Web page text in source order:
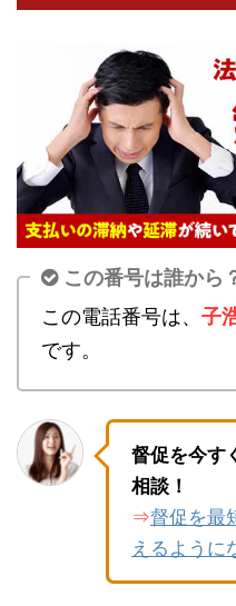
この番号は誰から
この電話番号は、 子
です。
督促を今す
相談！
⇒督促を最
えるように